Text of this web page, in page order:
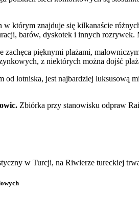
w którym znajduje się kilkanaście
barów, dyskotek i innych rozrywek.
zachęca pięknymi plażami,
z niektórych można dojść
od lotniska, jest najbardziej luksusową
Zbiórka przy stanowisku odpraw
w Turcji, na Riwierze tureckiej